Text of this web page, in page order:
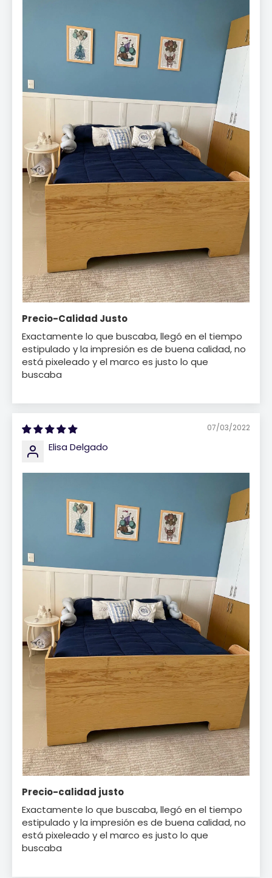
Precio-Calidad Justo
Exactamente lo que buscaba, llegó en el tiempo
estipulado y la impresión es de buena calidad, no
está pixeleado y el marco es justo lo que
buscaba
07/03/2022
Elisa Delgado
Precio-calidad justo
Exactamente lo que buscaba, llegó en el tiempo
estipulado y la impresión es de buena calidad, no
está pixeleado y el marco es justo lo que
buscaba